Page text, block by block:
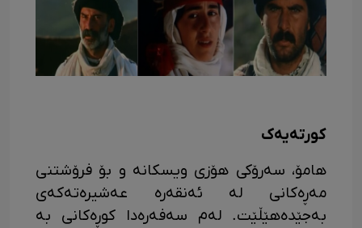
کورتەیەک
هامۆ، سەرۆکی هۆزی ویسکانه و بۆ فرۆشتنی
مەڕەکانی لە ئەنقەرە عەشیرەتەکەی
بەجێدەهێڵێت. لەم سەفەرەدا کوڕەکانی بە